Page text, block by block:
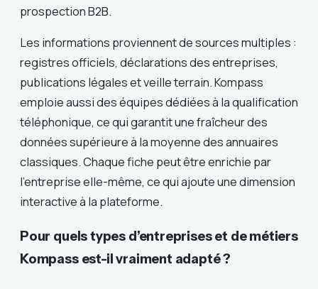
prospection B2B.
Les informations proviennent de sources multiples :
registres officiels, déclarations des entreprises,
publications légales et veille terrain. Kompass
emploie aussi des équipes dédiées à la qualification
téléphonique, ce qui garantit une fraîcheur des
données supérieure à la moyenne des annuaires
classiques. Chaque fiche peut être enrichie par
l’entreprise elle-même, ce qui ajoute une dimension
interactive à la plateforme.
Pour quels types d’entreprises et de métiers
Kompass est-il vraiment adapté ?